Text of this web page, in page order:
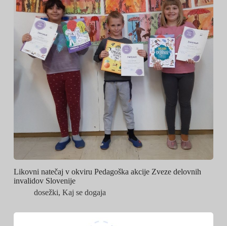
Likovni natečaj v okviru Pedagoška akcije Zveze delovnih
invalidov Slovenije
dosežki, Kaj se dogaja